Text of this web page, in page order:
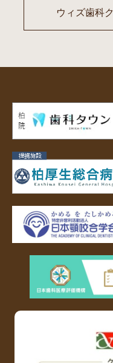
ウィズ歯科